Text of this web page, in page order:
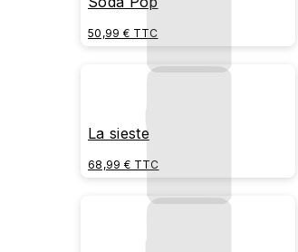
50,99 € TTC
La sieste
68,99 € TTC